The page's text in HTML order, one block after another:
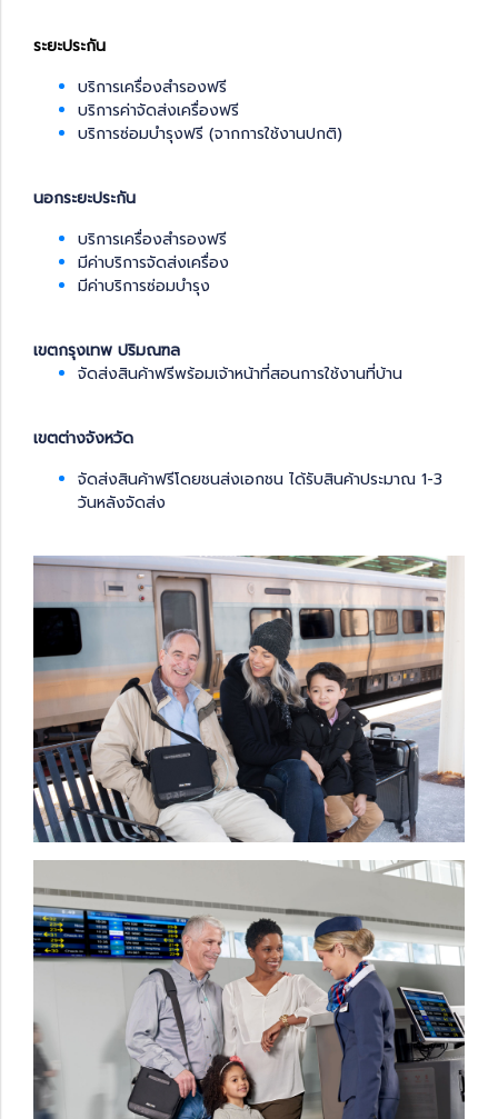
ระยะประกัน
บริการเครื่องสำรองฟรี
บริการค่าจัดส่งเครื่องฟรี
บริการซ่อมบำรุงฟรี (จากการใช้งานปกติ)
นอกระยะประกัน
บริการเครื่องสำรองฟรี
มีค่าบริการจัดส่งเครื่อง
มีค่าบริการซ่อมบำรุง
เขตกรุงเทพ ปริมณฑล
จัดส่งสินค้าฟรีพร้อมเจ้าหน้าที่สอนการใช้งานที่บ้าน
เขตต่างจังหวัด
จัดส่งสินค้าฟรีโดยชนส่งเอกชน ได้รับสินค้าประมาณ 1-3
วันหลังจัดส่ง